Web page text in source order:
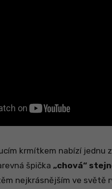
krmítkem nabízí jednu
špička „chová“
nejkrásnějším ve světě